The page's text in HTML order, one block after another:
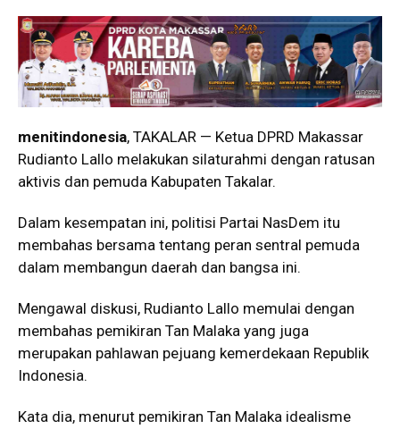
menitindonesia, TAKALAR — Ketua DPRD Makassar
Rudianto Lallo melakukan silaturahmi dengan ratusan
aktivis dan pemuda Kabupaten Takalar.
Dalam kesempatan ini, politisi Partai NasDem itu
membahas bersama tentang peran sentral pemuda
dalam membangun daerah dan bangsa ini.
Mengawal diskusi, Rudianto Lallo memulai dengan
membahas pemikiran Tan Malaka yang juga
merupakan pahlawan pejuang kemerdekaan Republik
Indonesia.
Kata dia, menurut pemikiran Tan Malaka idealisme